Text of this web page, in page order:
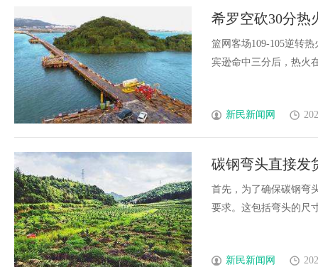
希罗空砍30分热
篮网客场109-105逆转
宾逊命中三分后，热火
新民新闻网
碳钢弯头直接发
首先，为了确保碳钢弯
要求。这包括弯头的尺
新民新闻网